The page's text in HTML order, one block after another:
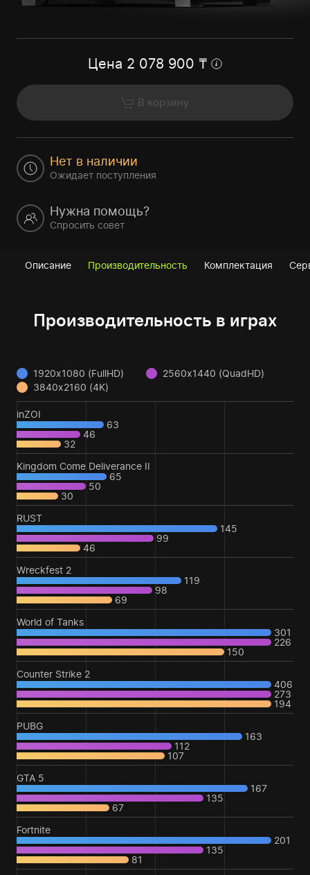
Цена 2 078 900 ₸
В корзину
Нет в наличии
Ожидает поступления
Нужна помощь?
Спросить совет
Описание Производительность Комплектация
Производительность в играх
1920x1080 (FullHD)
2560x1440 (QuadHD)
3840x2160 (4K)
inZOI
63
46
32
Kingdom Come Deliverance II
65
50
30
RUST
145
99
46
Wreckfest 2
119
98
69
World of Tanks
301
226
150
Counter Strike 2
406
273
194
PUBG
163
112
107
GTA 5
167
135
67
Fortnite
201
135
81